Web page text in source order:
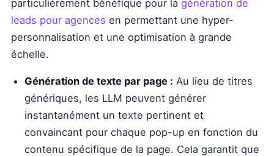
particulièrement bénéfique pour la génération de
leads pour agences en permettant une hyper-
personnalisation et une optimisation à grande
échelle.
Génération de texte par page : Au lieu de titres
génériques, les LLM peuvent générer
instantanément un texte pertinent et
convaincant pour chaque pop-up en fonction du
contenu spécifique de la page. Cela garantit que